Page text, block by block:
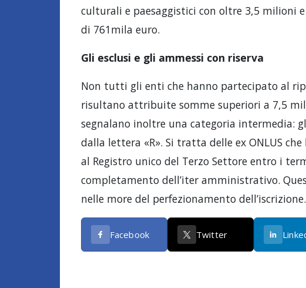
culturali e paesaggistici con oltre 3,5 milioni
di 761mila euro.
Gli esclusi e gli ammessi con riserva
Non tutti gli enti che hanno partecipato al
risultano attribuite somme superiori a 7,5
segnalano inoltre una categoria intermedia:
dalla lettera «R». Si tratta delle ex ONLUS
al Registro unico del Terzo Settore entro i
completamento dell’iter amministrativo.
nelle more del perfezionamento dell’iscrizione.
Facebook Twitter